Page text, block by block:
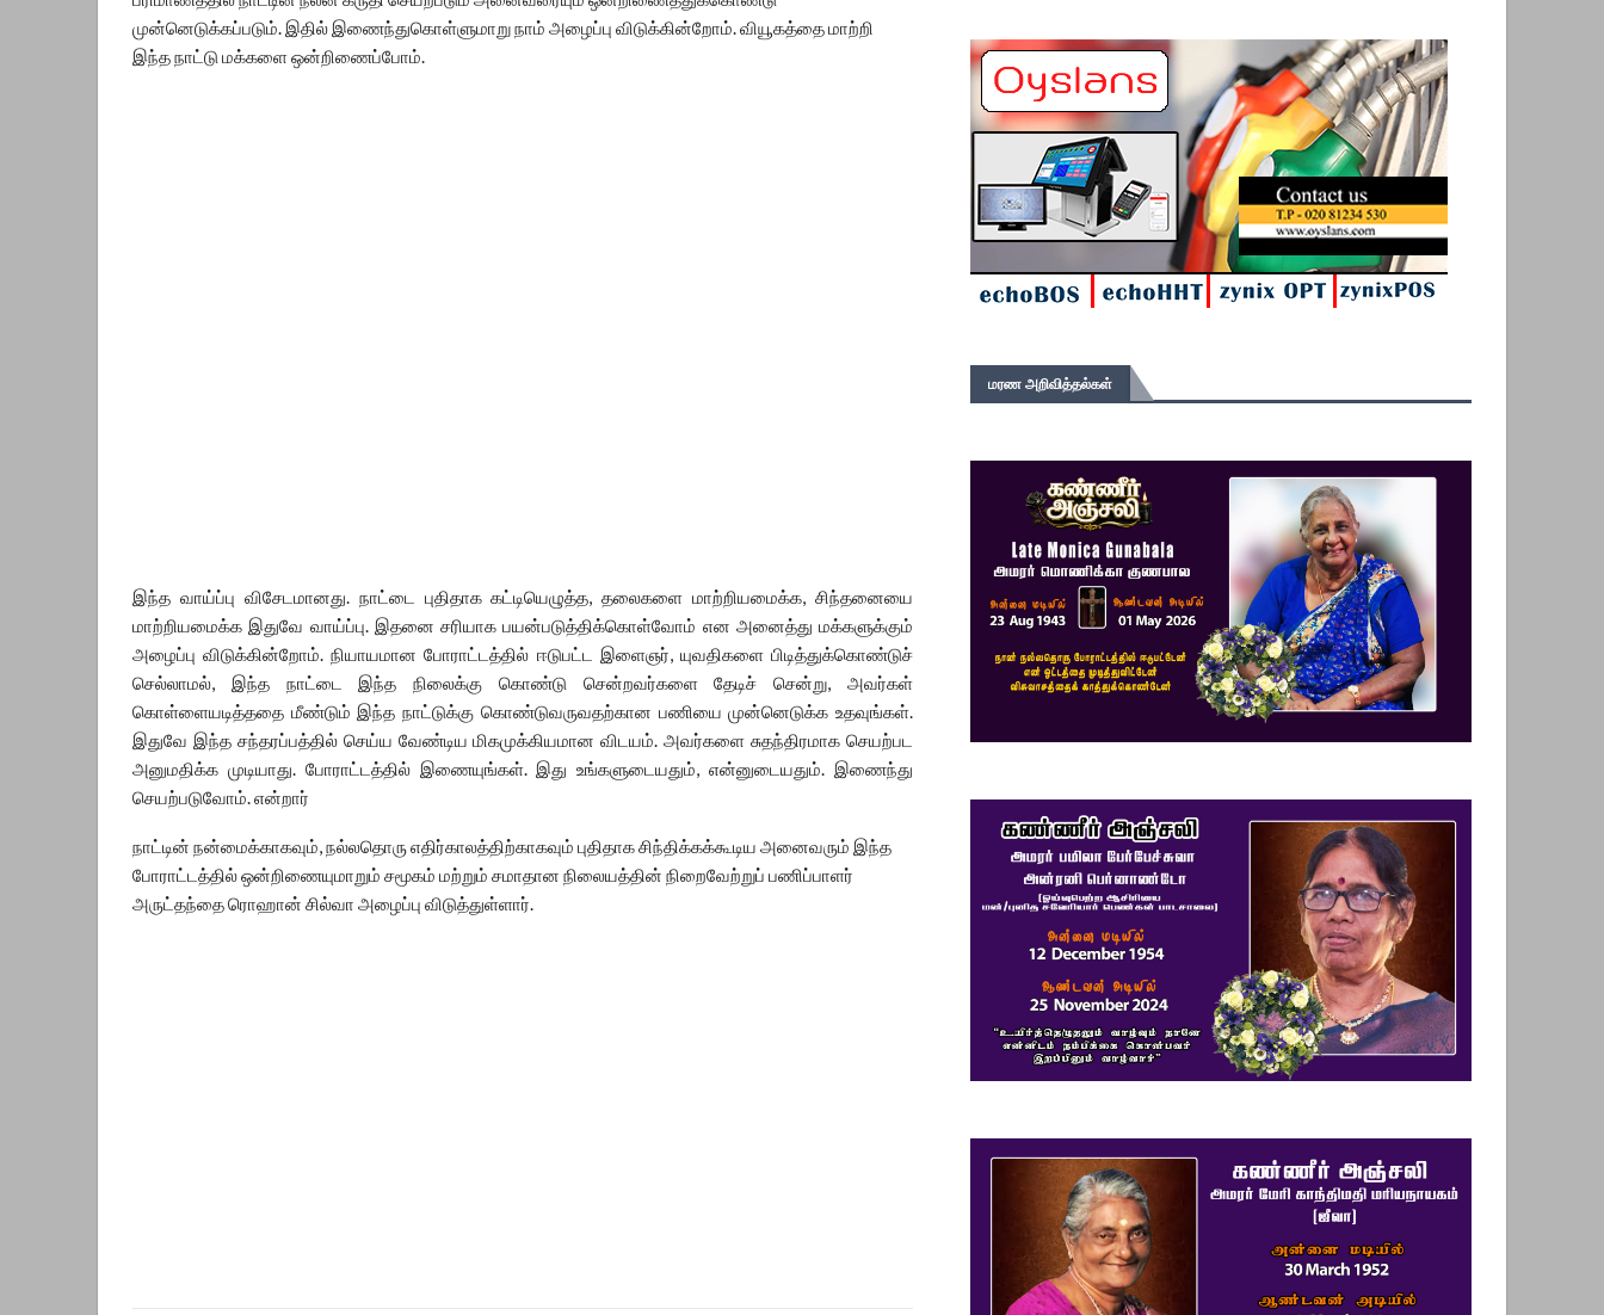
முன்னெடுக்கப்படும். இதில் இணைந்துகொள்ளுமாறு நாம் அழைப்பு விடுக்கின்றோம். வியூகத்தை மாற்றி
இந்த நாட்டு மக்களை ஒன்றிணைப்போம்.
இந்த வாய்ப்பு விசேடமானது. நாட்டை புதிதாக கட்டியெழுத்த, தலைகளை மாற்றியமைக்க, சிந்தனையை
மாற்றியமைக்க இதுவே வாய்ப்பு. இதனை சரியாக பயன்படுத்திக்கொள்வோம் என அனைத்து மக்களுக்கும்
அழைப்பு விடுக்கின்றோம். நியாயமான போராட்டத்தில் ஈடுபட்ட இளைஞர், யுவதிகளை பிடித்துக்கொண்டுச்
செல்லாமல், இந்த நாட்டை இந்த நிலைக்கு கொண்டு சென்றவர்களை தேடிச் சென்று, அவர்கள்
கொள்ளையடித்ததை மீண்டும் இந்த நாட்டுக்கு கொண்டுவருவதற்கான பணியை முன்னெடுக்க உதவுங்கள்.
இதுவே இந்த சந்தரப்பத்தில் செய்ய வேண்டிய மிகமுக்கியமான விடயம். அவர்களை சுதந்திரமாக செயற்பட
அனுமதிக்க முடியாது. போராட்டத்தில் இணையுங்கள். இது உங்களுடையதும், என்னுடையதும். இணைந்து
செயற்படுவோம். என்றார்
நாட்டின் நன்மைக்காகவும், நல்லதொரு எதிர்காலத்திற்காகவும் புதிதாக சிந்திக்கக்கூடிய அனைவரும் இந்த
போராட்டத்தில் ஒன்றிணையுமாறும் சமூகம் மற்றும் சமாதான நிலையத்தின் நிறைவேற்றுப் பணிப்பாளர்
அருட்தந்தை ரொஹான் சில்வா அழைப்பு விடுத்துள்ளார்.
மரண அறிவித்தல்கள்